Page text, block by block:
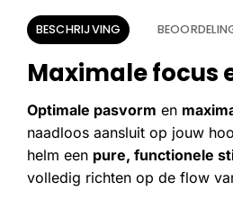
BESCHRIJVING
Maximale focus
Optimale pasvorm en
naadloos aansluit op jouw
helm een pure, functionele
volledig richten op de flow